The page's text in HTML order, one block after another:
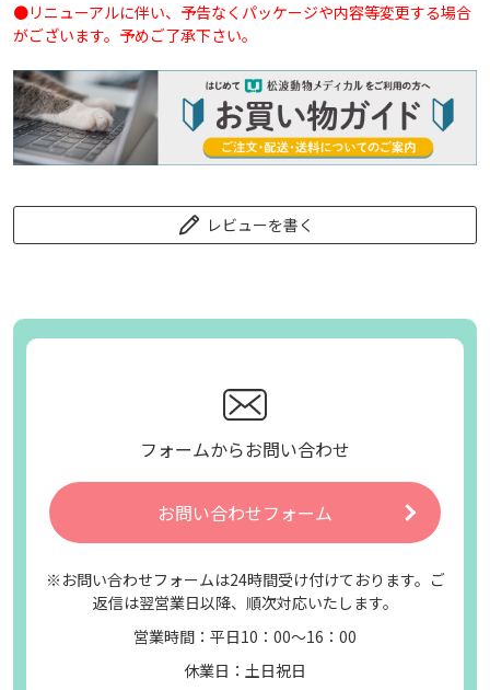
●リニューアルに伴い、予告なくパッケージや内容等変更する場合
がございます。予めご了承下さい。
レビューを書く
フォームからお問い合わせ
お問い合わせフォーム
※お問い合わせフォームは24時間受け付けております。ご
返信は翌営業日以降、順次対応いたします。
営業時間：平日10：00～16：00
休業日：土日祝日